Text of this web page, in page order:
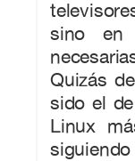
sino en
Quizás
sido el
Linux